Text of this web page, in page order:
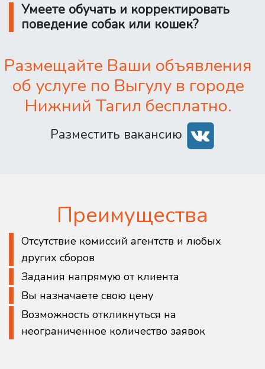
Умеете обучать и корректировать
поведение собак или кошек?
Размещайте Ваши объявления
об услуге по Выгулу в городе
Нижний Тагил бесплатно.
Разместить вакансию
Преимущества
Отсутствие комиссий агентств и любых
других сборов
Задания напрямую от клиента
Вы назначаете свою цену
Возможность откликнуться на
неограниченное количество заявок